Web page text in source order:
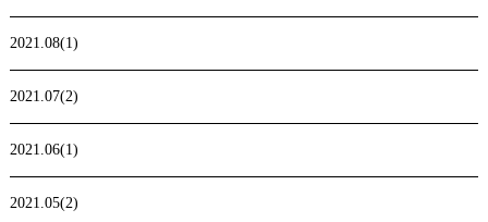
2021.08(1)
2021.07(2)
2021.06(1)
2021.05(2)